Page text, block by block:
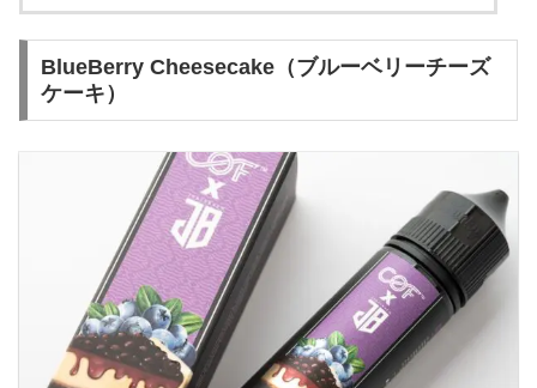
BlueBerry Cheesecake（ブルーベリーチーズ
ケーキ）